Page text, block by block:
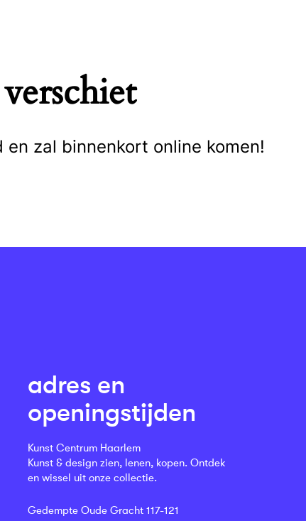
zal binnenkort online komen!
adres en
openingstijden
Kunst Centrum Haarlem
Kunst & design zien, lenen, kopen. Ontdek
en wissel uit onze collectie.
Gedempte Oude Gracht 117-121